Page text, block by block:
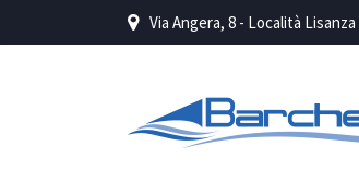
Via Angera, 8 - Località